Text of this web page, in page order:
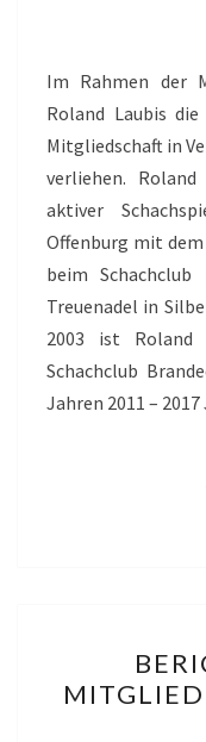
Im Rahmen der
Roland Laubis
Mitgliedschaft in
verliehen.
aktiver
Offenburg mit
beim
Treuenadel in
2003 ist Roland
Schachclub
Jahren 2011 –